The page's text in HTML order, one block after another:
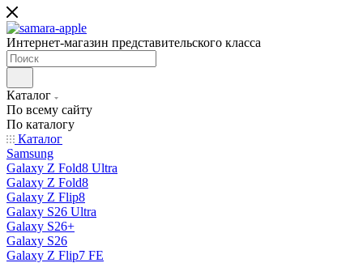
Интернет-магазин представительского класса
Каталог
По всему сайту
По каталогу
Каталог
Samsung
Galaxy Z Fold8 Ultra
Galaxy Z Fold8
Galaxy Z Flip8
Galaxy S26 Ultra
Galaxy S26+
Galaxy S26
Galaxy Z Flip7 FE